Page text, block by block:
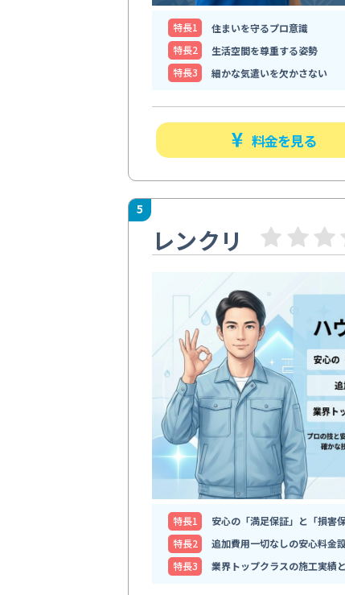
特⻑1
住まいを守るプロ意識
特⻑2
生活空間を尊重する姿勢
特⻑3
細かな気遣いを欠かさない
料金を見る
5
レンクリ
特⻑1
安心の「満足保証」と「損害
特⻑2
追加費用一切なしの安心料金
特⻑3
業界トップクラスの施工実績